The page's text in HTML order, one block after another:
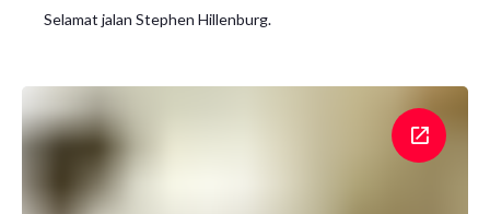
Selamat jalan Stephen Hillenburg.